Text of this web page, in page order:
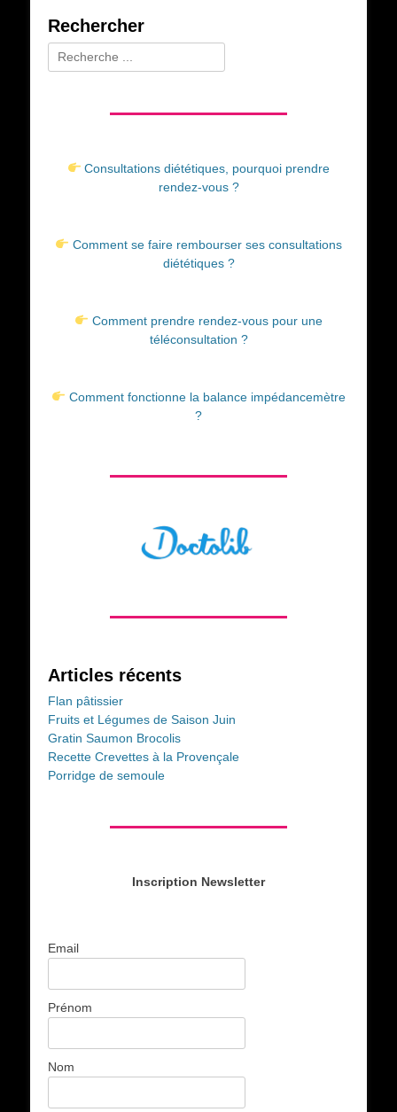
Rechercher
Rechercher :
Consultations diététiques, pourquoi prendre
rendez-vous ?
Comment se faire rembourser ses consultations
diététiques ?
Comment prendre rendez-vous pour une
téléconsultation ?
Comment fonctionne la balance impédancemètre
?
Articles récents
Flan pâtissier
Fruits et Légumes de Saison Juin
Gratin Saumon Brocolis
Recette Crevettes à la Provençale
Porridge de semoule
Inscription Newsletter
Email
Prénom
Nom